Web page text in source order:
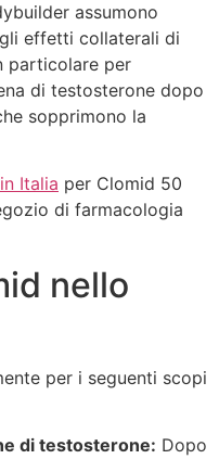
assumono
effetti collaterali di
particolare per
di testosterone dopo
sopprimono la
Italia per Clomid 50
di farmacologia
nello
per i seguenti scopi
di testosterone: Dopo